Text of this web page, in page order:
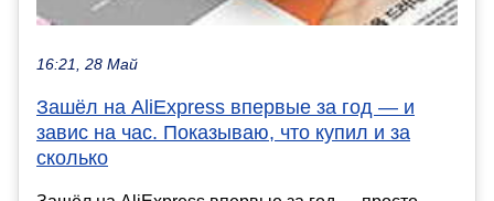
16:21, 28 Май
Зашёл на AliExpress впервые за год — и
завис на час. Показываю, что купил и за
сколько